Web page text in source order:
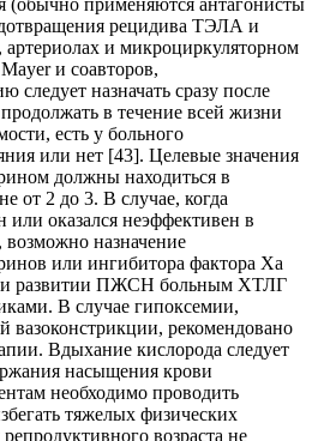
(обычно применяются антагонисты
рецидива ТЭЛА и
и микроциркуляторном
и соавторов,
следует назначать сразу после
в течение всей жизни
есть у больного
или нет [43]. Целевые значения
должны находиться в
от 2 до 3. В случае, когда
или оказался неэффективен в
назначение
или ингибитора фактора Ха
развитии ПЖСН больным ХТЛГ
В случае гипоксемии,
вазоконстрикции, рекомендовано
Вдыхание кислорода следует
насыщения крови
необходимо проводить
тяжелых физических
возраста не